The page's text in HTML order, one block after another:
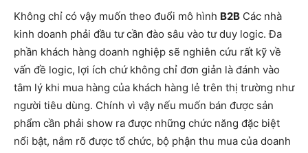
Không chỉ có vậy muốn theo đuổi mô hình B2B Các nhà
kinh doanh phải đầu tư cần đào sâu vào tư duy logic. Đa
phần khách hàng doanh nghiệp sẽ nghiên cứu rất kỹ về
vấn đề logic, lợi ích chứ không chỉ đơn giản là đánh vào
tâm lý khi mua hàng của khách hàng lẻ trên thị trường như
người tiêu dùng. Chính vì vậy nếu muốn bán được sản
phẩm cần phải show ra được những chức năng đặc biệt
nổi bật, nắm rõ được tổ chức, bộ phận thu mua của doanh